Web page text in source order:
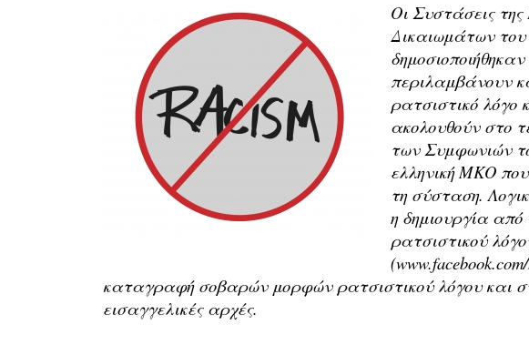
Οι Συστάσεις
Δικαιωμάτων
περιλαμβάνουν
ρατσιστικό λόγο
ακολουθούν στο
των Συμφωνιών
ελληνική ΜΚΟ
τη σύσταση.
η δημιουργία
ρατσιστικού
καταγραφή σοβαρών μορφών ρατσιστικού λόγου και
εισαγγελικές αρχές.